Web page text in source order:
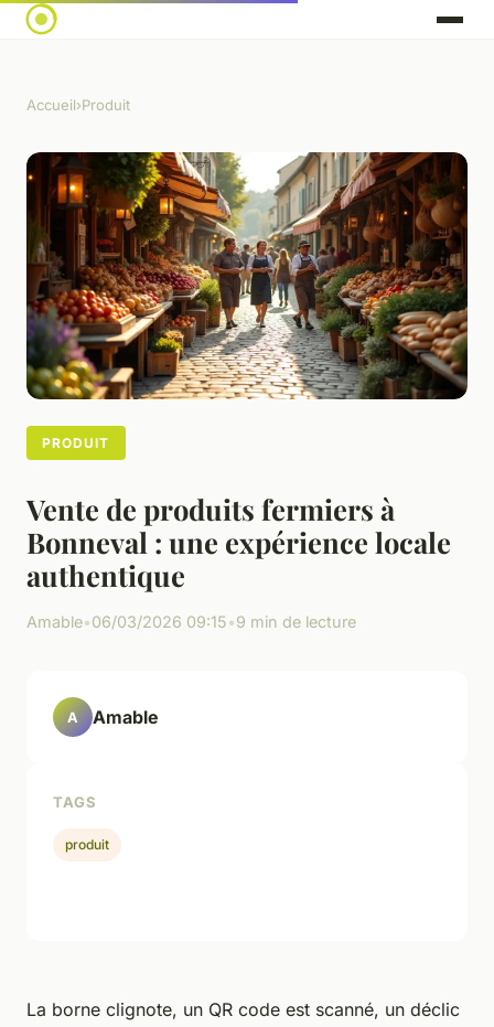
Accueil›Produit
PRODUIT
Vente de produits fermiers à
Bonneval : une expérience locale
authentique
Amable•06/03/2026 09:15•9 min de lecture
La borne clignote, un QR code est scanné, un déclic
A Amable
TAGS
produit